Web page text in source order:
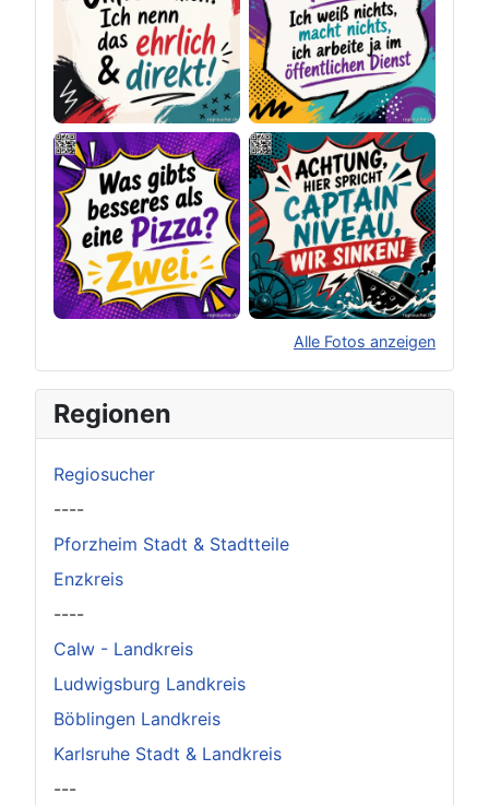
Alle Fotos anzeigen
Original herunterladen
Regionen
Regiosucher
----
Pforzheim Stadt & Stadtteile
Enzkreis
----
Calw - Landkreis
Ludwigsburg Landkreis
Böblingen Landkreis
Karlsruhe Stadt & Landkreis
---